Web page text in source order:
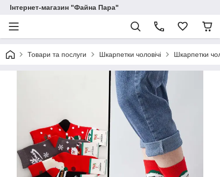
Інтернет-магазин "Файна Пара"
Товари та послуги Шкарпетки чоловічі Шкарпетки